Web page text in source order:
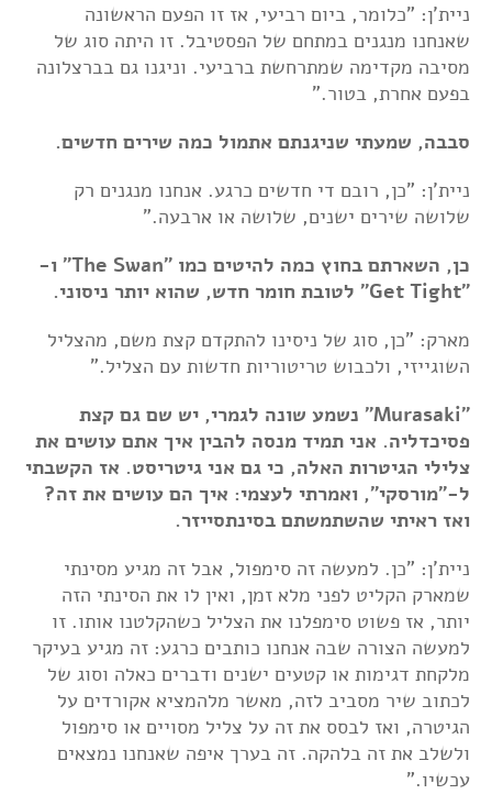
ניית'ן: "כלומר, ביום רביעי, אז זו הפעם הראשונה
שאנחנו מנגנים במתחם של הפסטיבל. זו היתה סוג של
מסיבה מקדימה שמתרחשת ברביעי. וניגנו גם בברצלונה
בפעם אחרת, בטור."
סבבה, שמעתי שניגנתם אתמול כמה שירים חדשים.
ניית'ן: "כן, רובם די חדשים כרגע. אנחנו מנגנים רק
שלושה שירים ישנים, שלושה או ארבעה."
כן, השארתם בחוץ כמה להיטים כמו "The Swan" ו-
"Get Tight" לטובת חומר חדש, שהוא יותר ניסוני.
מארק: "כן, סוג של ניסינו להתקדם קצת משם, מהצליל
השוגייזי, ולכבוש טריטוריות חדשות עם הצליל."
"Murasaki" נשמע שונה לגמרי, יש שם גם קצת
פסיכדליה. אני תמיד מנסה להבין איך אתם עושים את
צלילי הגיטרות האלה, כי גם אני גיטריסט. אז הקשבתי
ל-"מורסקי", ואמרתי לעצמי: איך הם עושים את זה?
ואז ראיתי שהשתמשתם בסינתסייזר.
ניית'ן: "כן. למעשה זה סימפול, אבל זה מגיע מסינתי
שמארק הקליט לפני מלא זמן, ואין לו את הסינתי הזה
יותר, אז פשוט סימפלנו את הצליל כשהקלטנו אותו. זו
למעשה הצורה שבה אנחנו כותבים כרגע: זה מגיע בעיקר
מלקחת דגימות או קטעים ישנים ודברים כאלה וסוג של
לכתוב שיר מסביב לזה, מאשר מלהמציא אקורדים על
הגיטרה, ואז לבסס את זה על צליל מסויים או סימפול
ולשלב את זה בלהקה. זה בערך איפה שאנחנו נמצאים
עכשיו."